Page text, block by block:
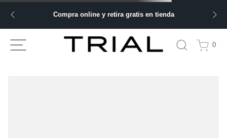
Compra online y retira gratis en tienda
0